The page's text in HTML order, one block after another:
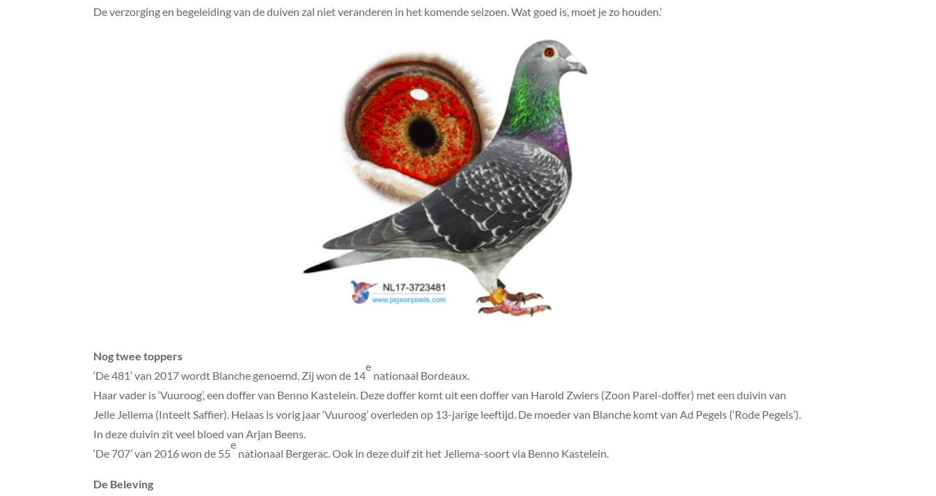
De verzorging en begeleiding van de duiven zal niet veranderen in het komende seizoen. Wat goed is, moet je zo houden.’
Nog twee toppers
‘De 481’ van 2017 wordt Blanche genoemd. Zij won de 14
e
nationaal Bordeaux.
Haar vader is ‘Vuuroog’, een doffer van Benno Kastelein. Deze doffer komt uit een doffer van Harold Zwiers (Zoon Parel-doffer) met een duivin van
Jelle Jellema (Inteelt Saffier). Helaas is vorig jaar ‘Vuuroog’ overleden op 13-jarige leeftijd. De moeder van Blanche komt van Ad Pegels (‘Rode Pegels’).
In deze duivin zit veel bloed van Arjan Beens.
‘De 707’ van 2016 won de 55
e
nationaal Bergerac. Ook in deze duif zit het Jellema-soort via Benno Kastelein.
De Beleving